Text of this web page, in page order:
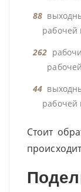
88
рабочей
262
44
рабочей
Стоит